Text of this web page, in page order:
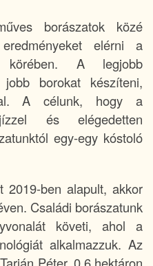
borászatok közé
elérni a
körében. A legjobb
borokat készíteni,
A célunk, hogy a
és elégedetten
egy-egy kóstoló
2019-ben alapult, akkor
Családi borászatunk
követi, ahol a
alkalmazzuk. Az